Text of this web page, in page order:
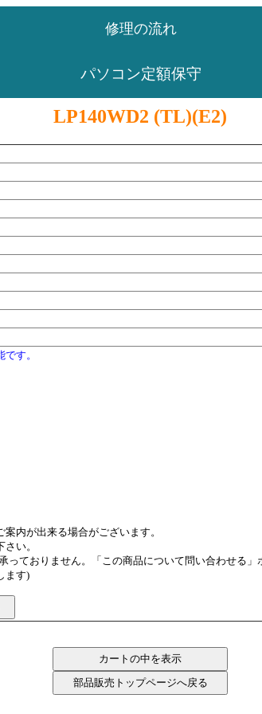
修理の流れ
パソコン定額保守
LP140WD2 (TL)(E2)
す。
内が出来る場合がございます。
い。
っておりません。「この商品について問い合わせる」
ます)